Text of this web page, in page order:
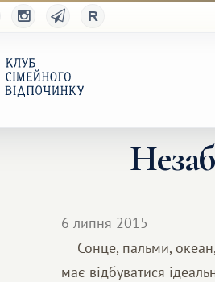
6 липня 2015
Сонце, пальми,
має відбуватися